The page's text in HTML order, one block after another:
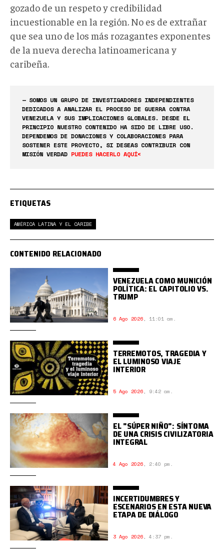
gozado de un respeto y credibilidad
incuestionable en la región. No es de extrañar
que sea uno de los más rozagantes exponentes
de la nueva derecha latinoamericana y
caribeña.
— SOMOS UN GRUPO DE INVESTIGADORES INDEPENDIENTES
DEDICADOS A ANALIZAR EL PROCESO DE GUERRA CONTRA
VENEZUELA Y SUS IMPLICACIONES GLOBALES. DESDE EL
PRINCIPIO NUESTRO CONTENIDO HA SIDO DE LIBRE USO.
DEPENDEMOS DE DONACIONES Y COLABORACIONES PARA
SOSTENER ESTE PROYECTO, SI DESEAS CONTRIBUIR CON
MISIÓN VERDAD PUEDES HACERLO AQUÍ<
ETIQUETAS
AMÉRICA LATINA Y EL CARIBE
CONTENIDO RELACIONADO
VENEZUELA COMO MUNICIÓN
POLÍTICA: EL CAPITOLIO VS.
TRUMP
6 Ago 2026, 11:01 am.
TERREMOTOS, TRAGEDIA Y
EL LUMINOSO VIAJE
INTERIOR
5 Ago 2026, 9:42 am.
EL "SÚPER NIÑO": SÍNTOMA
DE UNA CRISIS CIVILIZATORIA
INTEGRAL
4 Ago 2026, 2:40 pm.
INCERTIDUMBRES Y
ESCENARIOS EN ESTA NUEVA
ETAPA DE DIÁLOGO
3 Ago 2026, 4:37 pm.